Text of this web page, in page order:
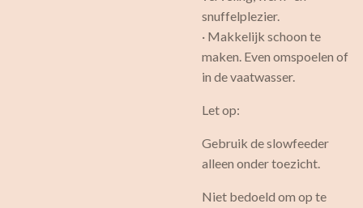
snuffelplezier.
· Makkelijk schoon te
maken. Even omspoelen of
in de vaatwasser.
Let op:
Gebruik de slowfeeder
alleen onder toezicht.
Niet bedoeld om op te